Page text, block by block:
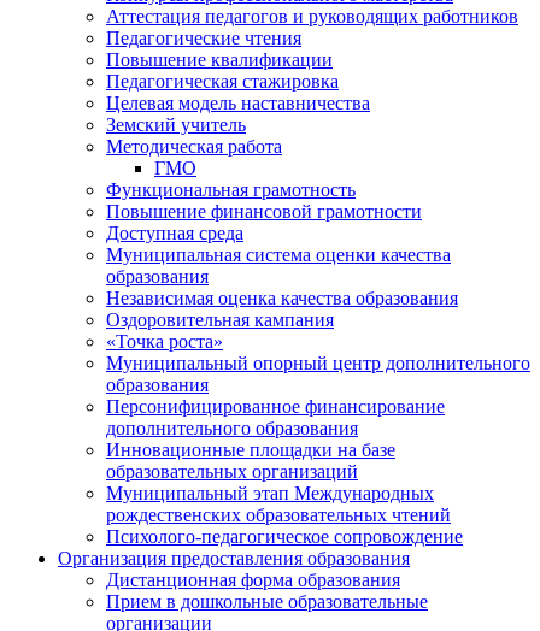
Аттестация педагогов и руководящих работников
Педагогические чтения
Повышение квалификации
Педагогическая стажировка
Целевая модель наставничества
Земский учитель
Методическая работа
ГМО
Функциональная грамотность
Повышение финансовой грамотности
Доступная среда
Муниципальная система оценки качества
образования
Независимая оценка качества образования
Оздоровительная кампания
«Точка роста»
Муниципальный опорный центр дополнительного
образования
Персонифицированное финансирование
дополнительного образования
Инновационные площадки на базе
образовательных организаций
Муниципальный этап Международных
рождественских образовательных чтений
Психолого-педагогическое сопровождение
Организация предоставления образования
Дистанционная форма образования
Прием в дошкольные образовательные
организации